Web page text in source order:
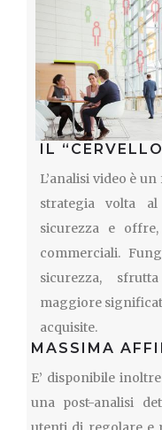
IL
L’analisi video è
strategia volta
sicurezza e
commerciali.
sicurezza,
maggiore
acquisite.
MASSIMA
E’ disponibile
una post-analisi